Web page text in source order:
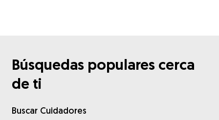
Búsquedas populares cerca
de ti
Buscar Cuidadores